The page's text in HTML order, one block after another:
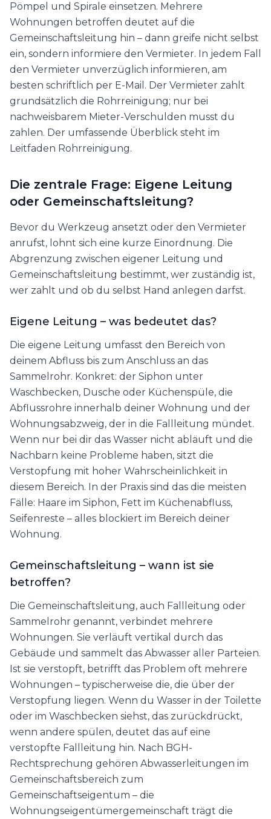
Pömpel und Spirale einsetzen. Mehrere
Wohnungen betroffen deutet auf die
Gemeinschaftsleitung hin – dann greife nicht selbst
ein, sondern informiere den Vermieter. In jedem Fall
den Vermieter unverzüglich informieren, am
besten schriftlich per E-Mail. Der Vermieter zahlt
grundsätzlich die Rohrreinigung; nur bei
nachweisbarem Mieter-Verschulden musst du
zahlen. Der umfassende Überblick steht im
Leitfaden Rohrreinigung.
Die zentrale Frage: Eigene Leitung
oder Gemeinschaftsleitung?
Bevor du Werkzeug ansetzt oder den Vermieter
anrufst, lohnt sich eine kurze Einordnung. Die
Abgrenzung zwischen eigener Leitung und
Gemeinschaftsleitung bestimmt, wer zuständig ist,
wer zahlt und ob du selbst Hand anlegen darfst.
Eigene Leitung – was bedeutet das?
Die eigene Leitung umfasst den Bereich von
deinem Abfluss bis zum Anschluss an das
Sammelrohr. Konkret: der Siphon unter
Waschbecken, Dusche oder Küchenspüle, die
Abflussrohre innerhalb deiner Wohnung und der
Wohnungsabzweig, der in die Fallleitung mündet.
Wenn nur bei dir das Wasser nicht abläuft und die
Nachbarn keine Probleme haben, sitzt die
Verstopfung mit hoher Wahrscheinlichkeit in
diesem Bereich. In der Praxis sind das die meisten
Fälle: Haare im Siphon, Fett im Küchenabfluss,
Seifenreste – alles blockiert im Bereich deiner
Wohnung.
Gemeinschaftsleitung – wann ist sie
betroffen?
Die Gemeinschaftsleitung, auch Fallleitung oder
Sammelrohr genannt, verbindet mehrere
Wohnungen. Sie verläuft vertikal durch das
Gebäude und sammelt das Abwasser aller Parteien.
Ist sie verstopft, betrifft das Problem oft mehrere
Wohnungen – typischerweise die, die über der
Verstopfung liegen. Wenn du Wasser in der Toilette
oder im Waschbecken siehst, das zurückdrückt,
wenn andere spülen, deutet das auf eine
verstopfte Fallleitung hin. Nach BGH-
Rechtsprechung gehören Abwasserleitungen im
Gemeinschaftsbereich zum
Gemeinschaftseigentum – die
Wohnungseigentümergemeinschaft trägt die